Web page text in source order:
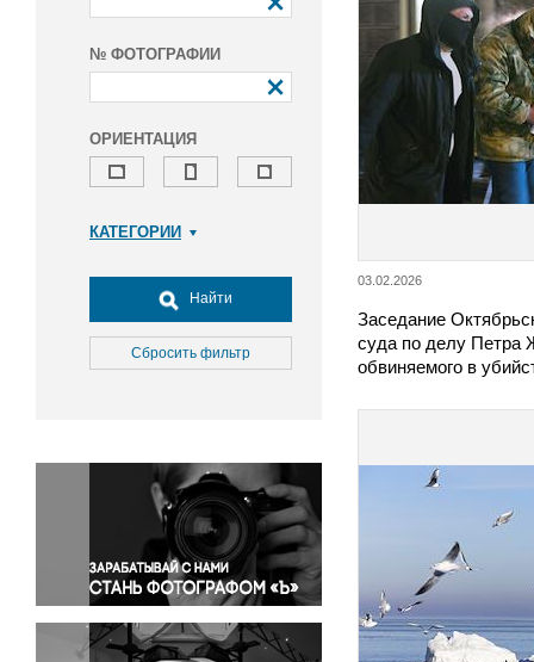
№ ФОТОГРАФИИ
ОРИЕНТАЦИЯ
КАТЕГОРИИ
Досуг, туризм и отдых
Культура
Медицина
Окружающая среда
Политика
Правосудие
Происшествия и конфликты
Религия
Светская жизнь
Спорт
Найти
Сбросить фильтр
03.02.2026
Заседание
суда по делу Петра
обвиняемого в